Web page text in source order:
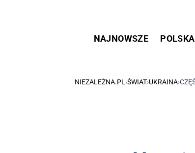
NAJNOWSZE POLSKA
NIEZALEŻNA.PL ›ŚWIAT›UKRAINA›